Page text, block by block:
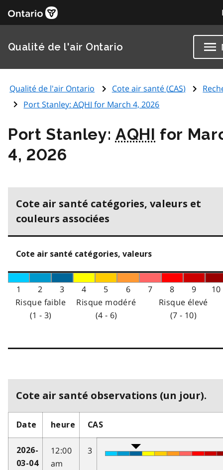
Qualité de l'air Ontario
Qualité de l'air Ontario Cote air santé (CAS)
Port Stanley:AQHI for March 4, 2026
Port Stanley: AQHI for
4, 2026
Cote air santé catégories, valeurs et
couleurs associées
Cote air santé catégories, valeurs
1 2 3 4 5 6 7 8 9
10
Risque faible
(1 - 3)
Risque modéré
(4 - 6)
Risque élevé
(7 - 10)
Cote air santé observations (un jour).
Date heure CAS
2026-
03-04
12:00
am
3